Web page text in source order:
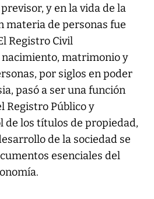
y en la vida de la
materia de personas fue
Registro Civil
matrimonio y
por siglos en poder
pasó a ser una función
Registro Público y
de los títulos de propiedad,
de la sociedad se
esenciales del